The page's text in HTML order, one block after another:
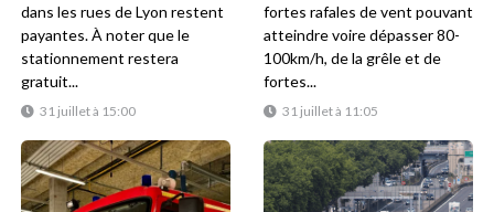
31 juillet à 15:00
dans les rues de Lyon restent
payantes. À noter que le
stationnement restera
gratuit...
31 juillet à 11:05
fortes rafales de vent pouvant
atteindre voire dépasser 80-
100km/h, de la grêle et de
fortes...